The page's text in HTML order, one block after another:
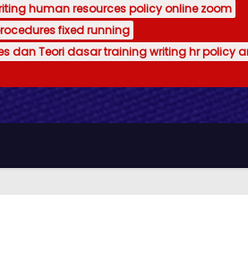
human resources policy online zoom
fixed running
dan Teori dasar training writing hr policy